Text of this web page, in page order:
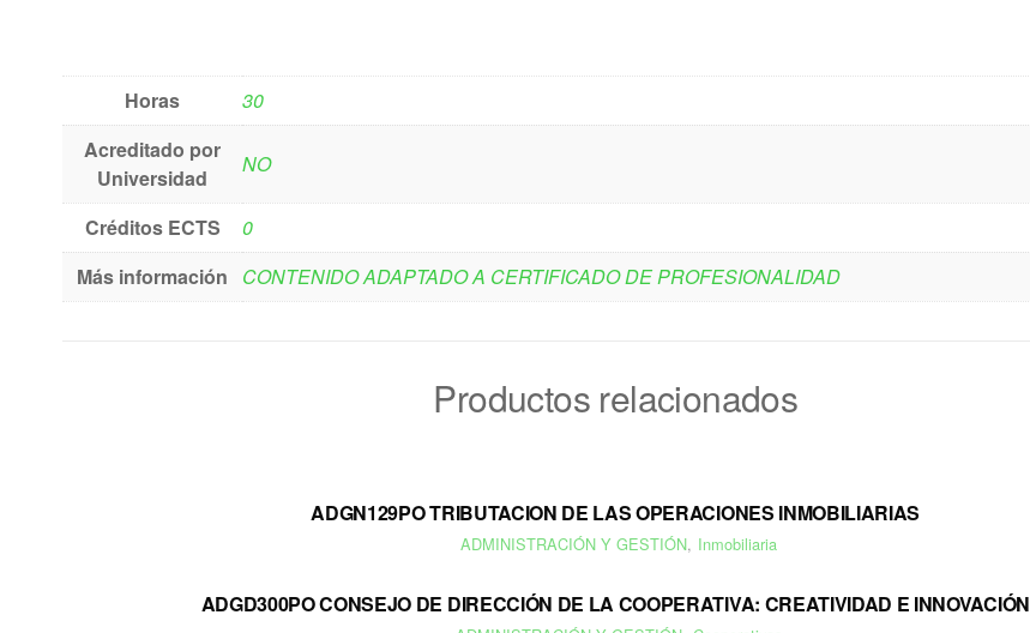
Horas
30
Acreditado por
Universidad
NO
Créditos ECTS
0
Más información
CONTENIDO ADAPTADO A CERTIFICADO DE PROFESIONALIDAD
Productos relacionados
ADGN129PO TRIBUTACION DE LAS OPERACIONES INMOBILIARIAS
ADMINISTRACIÓN Y GESTIÓN, Inmobiliaria
ADGD300PO CONSEJO DE DIRECCIÓN DE LA COOPERATIVA: CREATIVIDAD E INNOVACIÓN